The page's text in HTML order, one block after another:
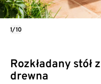
Rozkładany stół
drewna
1/10